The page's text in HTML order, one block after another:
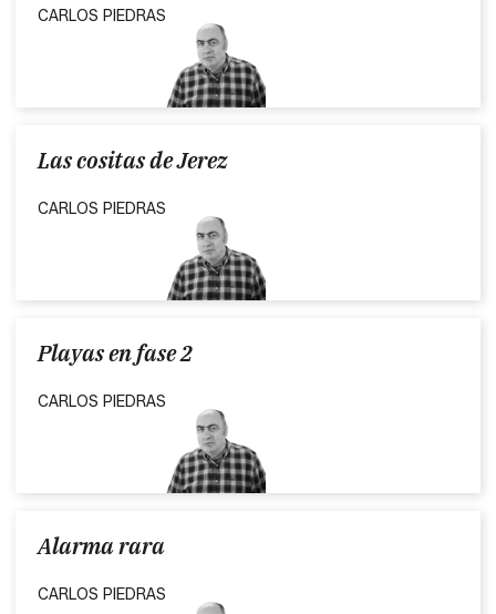
CARLOS PIEDRAS
Las cositas de Jerez
CARLOS PIEDRAS
Playas en fase 2
CARLOS PIEDRAS
Alarma rara
CARLOS PIEDRAS